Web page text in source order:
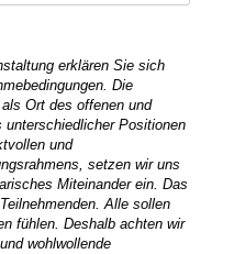
erklären Sie sich
Die
Ort des offenen und
Positionen
und
setzen wir uns
Miteinander ein. Das
Alle sollen
fühlen. Deshalb achten wir
wohlwollende